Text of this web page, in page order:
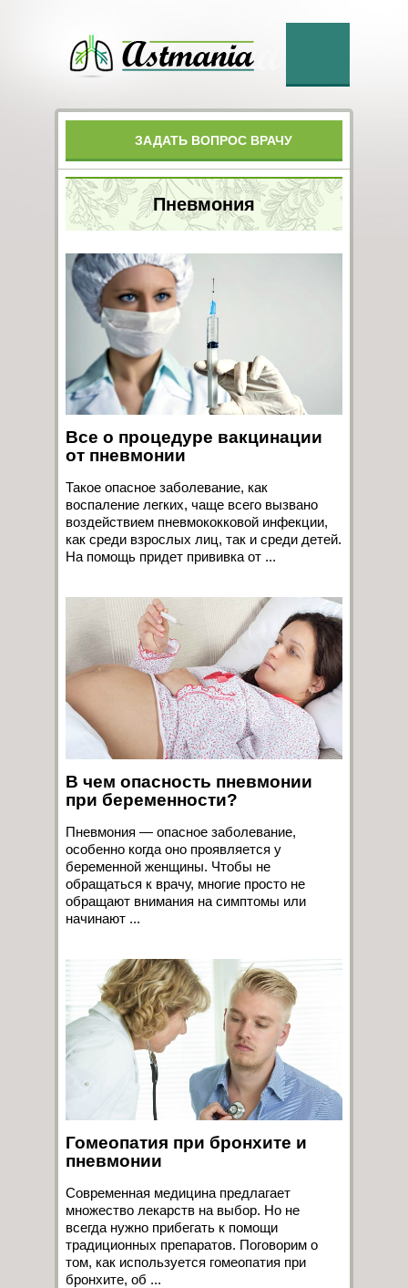
ЗАДАТЬ ВОПРОС ВРАЧУ
Пневмония
Все о процедуре вакцинации
от пневмонии
Такое опасное заболевание, как
воспаление легких, чаще всего вызвано
воздействием пневмококковой инфекции,
как среди взрослых лиц, так и среди детей.
На помощь придет прививка от ...
В чем опасность пневмонии
при беременности?
Пневмония — опасное заболевание,
особенно когда оно проявляется у
беременной женщины. Чтобы не
обращаться к врачу, многие просто не
обращают внимания на симптомы или
начинают ...
Гомеопатия при бронхите и
пневмонии
Современная медицина предлагает
множество лекарств на выбор. Но не
всегда нужно прибегать к помощи
традиционных препаратов. Поговорим о
том, как используется гомеопатия при
бронхите, об ...